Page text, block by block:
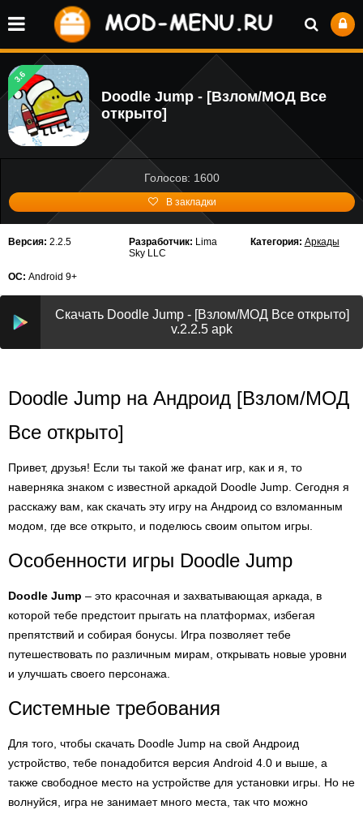
3.6
Doodle Jump - [Взлом/МОД Все
открыто]
Голосов: 1600
В закладки
Версия: 2.2.5 Разработчик: Lima
Sky LLC
Категория: Аркады
ОС: Android 9+
Скачать Doodle Jump - [Взлом/МОД Все открыто]
v.2.2.5 apk
Doodle Jump на Андроид [Взлом/МОД
Все открыто]
Привет, друзья! Если ты такой же фанат игр, как и я, то
наверняка знаком с известной аркадой Doodle Jump. Сегодня я
расскажу вам, как скачать эту игру на Андроид со взломанным
модом, где все открыто, и поделюсь своим опытом игры.
Особенности игры Doodle Jump
Doodle Jump – это красочная и захватывающая аркада, в
которой тебе предстоит прыгать на платформах, избегая
препятствий и собирая бонусы. Игра позволяет тебе
путешествовать по различным мирам, открывать новые уровни
и улучшать своего персонажа.
Системные требования
Для того, чтобы скачать Doodle Jump на свой Андроид
устройство, тебе понадобится версия Android 4.0 и выше, а
также свободное место на устройстве для установки игры. Но не
волнуйся, игра не занимает много места, так что можно